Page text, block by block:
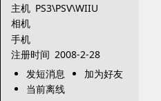
主机 PS3\PSV\WIIU
相机
手机
注册时间 2008-2-28
发短消息
加为好友
当前离线